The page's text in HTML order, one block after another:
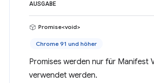
AUSGABE
Promise<void>
Chrome 91 und höher
Promises werden nur für Manifest
verwendet werden.